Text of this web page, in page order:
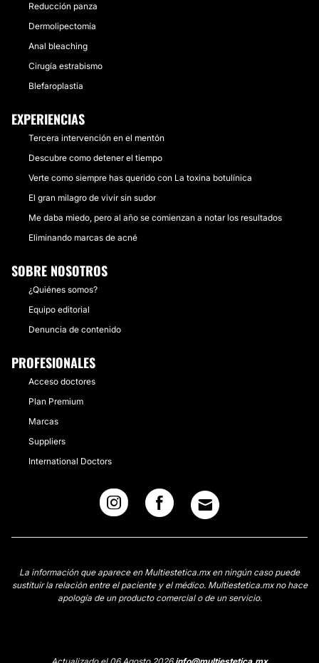
Reducción panza
Dermolipectomía
Anal bleaching
Cirugía estrabismo
Blefaroplastia
EXPERIENCIAS
Tercera intervención en el mentón
Descubre como detener el tiempo
Verte como siempre has querido con La toxina botulínica
El gran milagro de vivir sin sudor
Me daba miedo, pero al año se comienzan a notar los resultados
Eliminando marcas de acné
SOBRE NOSOTROS
¿Quiénes somos?
Equipo editorial
Denuncia de contenido
PROFESIONALES
Acceso doctores
Plan Premium
Marcas
Suppliers
International Doctors
La información que aparece en Multiestetica.mx en ningún caso puede
sustituir la relación entre el paciente y el médico. Multiestetica.mx no hace
apología de un producto comercial o de un servicio.